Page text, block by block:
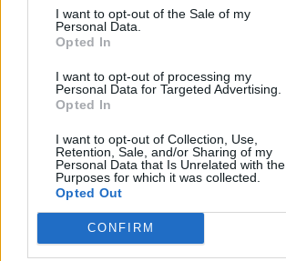
I want to opt-out of the Sale of my
Personal Data.
Opted In
I want to opt-out of processing my
Personal Data for Targeted Advertising.
Opted In
I want to opt-out of Collection, Use,
Retention, Sale, and/or Sharing of my
Personal Data that Is Unrelated with the
Purposes for which it was collected.
Opted Out
CONFIRM